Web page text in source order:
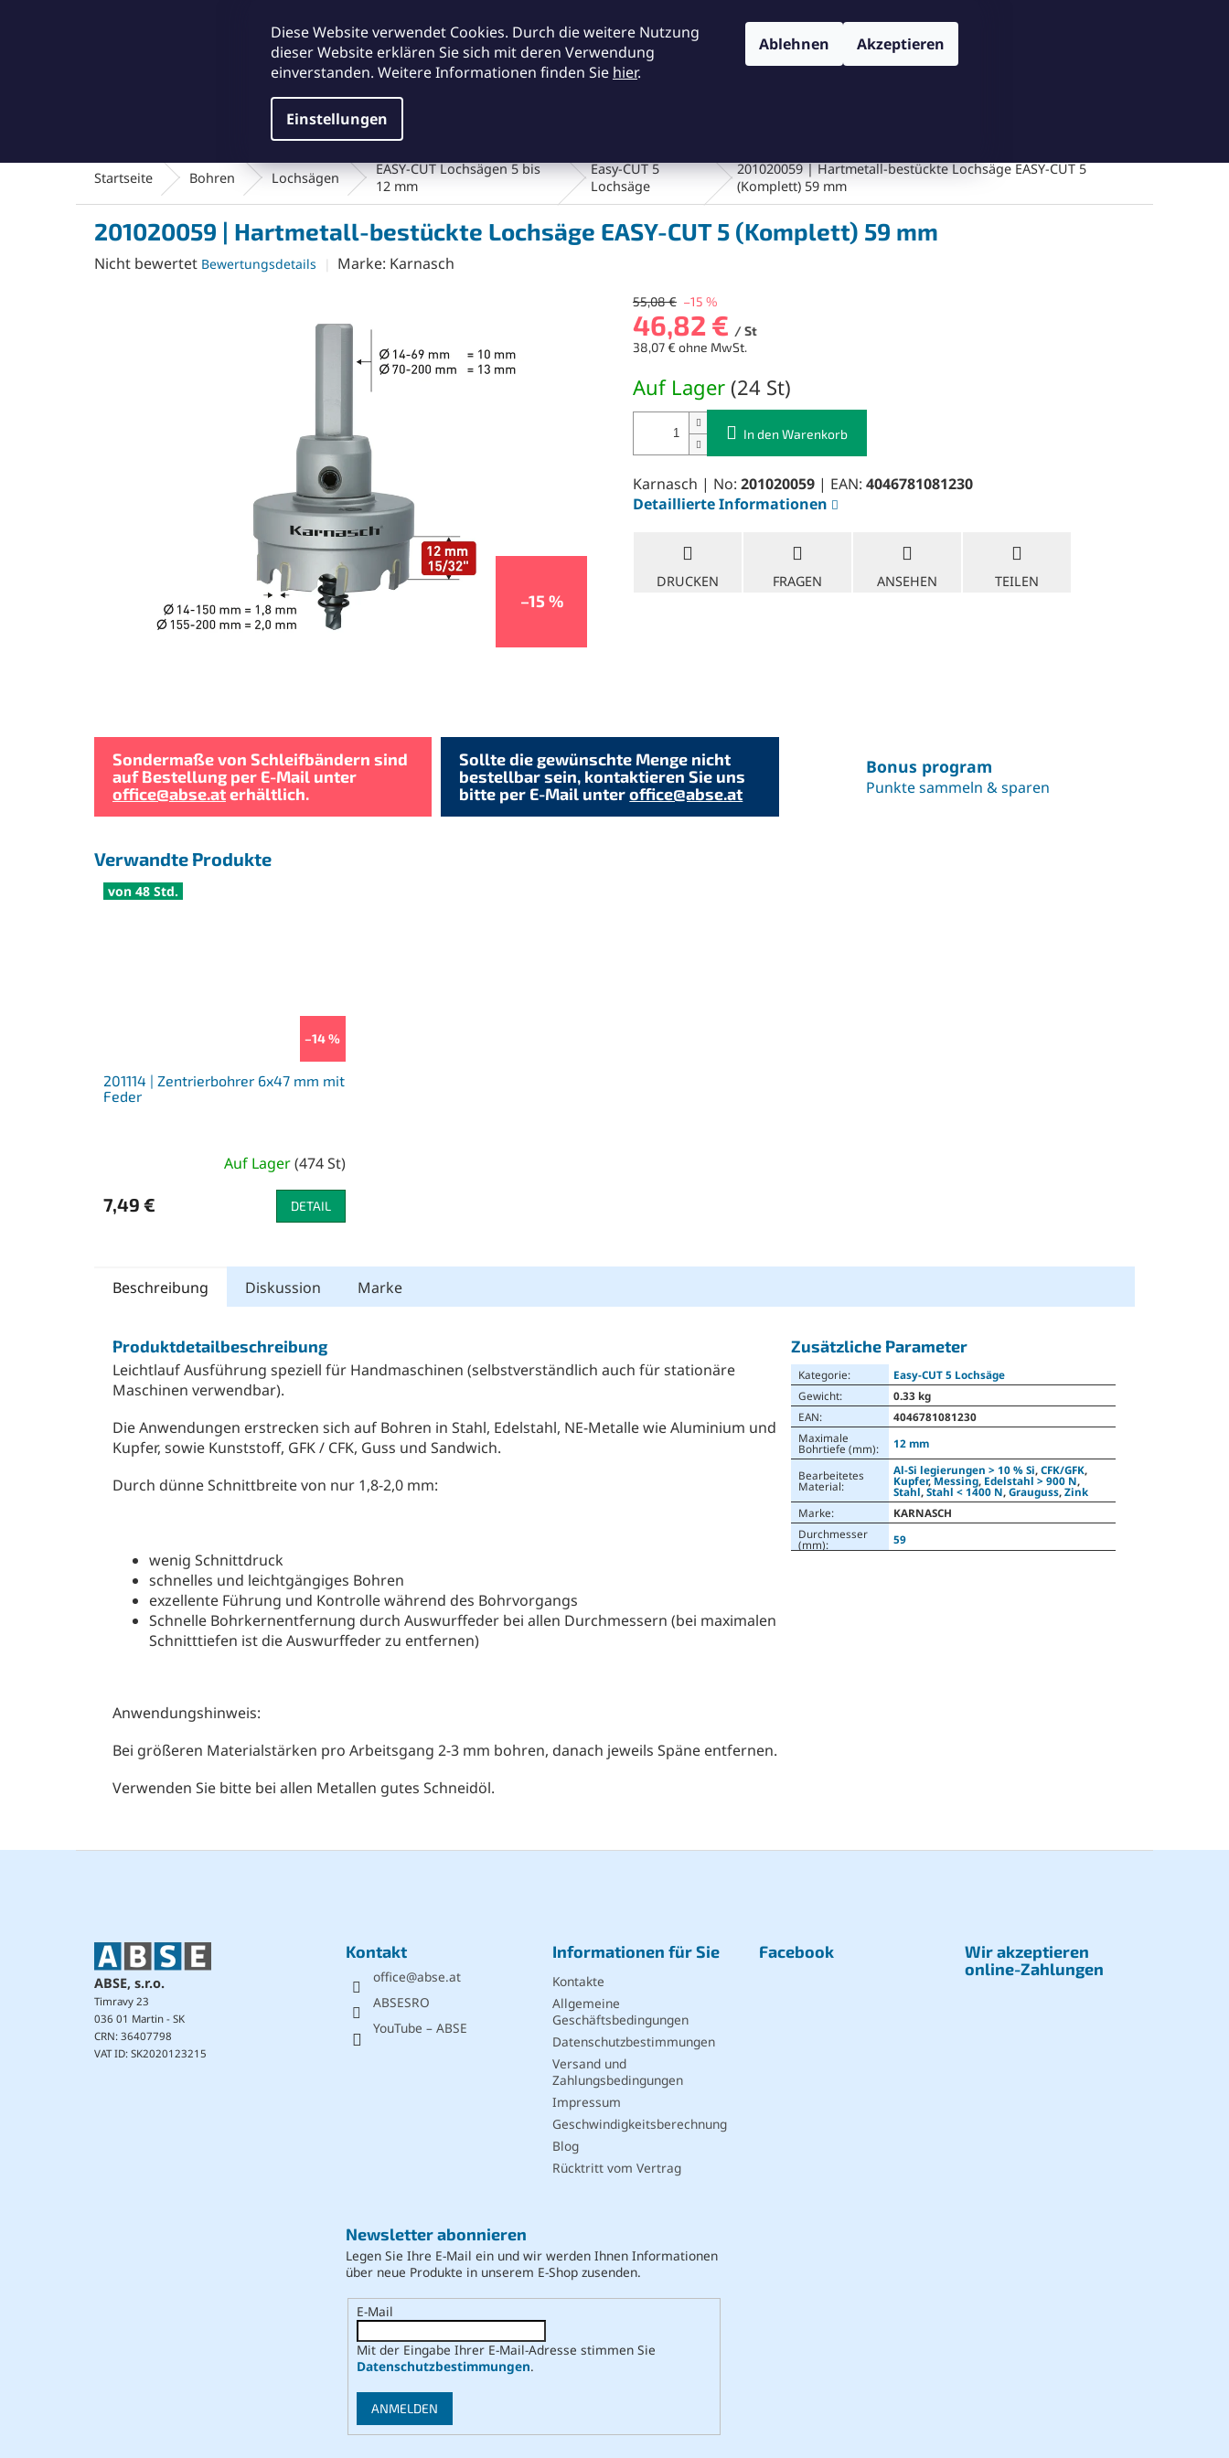
Diese Website verwendet Cookies. Durch die weitere Nutzung
dieser Website erklären Sie sich mit deren Verwendung
einverstanden. Weitere Informationen finden Sie hier.
Einstellungen
Ablehnen Akzeptieren
Reinigungsmaterialien und Bürsten
Startseite Bohren Lochsägen
EASY-CUT Lochsägen 5 bis
12 mm
Easy-CUT 5
Lochsäge
201020059 | Hartmetall-bestückte Lochsäge EASY-CUT 5
(Komplett) 59 mm
201020059 | Hartmetall-bestückte Lochsäge EASY-CUT 5 (Komplett) 59 mm
Die
Nicht bewertet Bewertungsdetails Marke: Karnasch
–15 %
55,08 € –15 %
46,82 € / St
38,07 € ohne MwSt.
Auf Lager (24 St)
In den Warenkorb
Karnasch | No: 201020059 | EAN: 4046781081230
Detaillierte Informationen
DRUCKEN FRAGEN ANSEHEN TEILEN
Sondermaße von Schleifbändern sind
auf Bestellung per E-Mail unter
office@abse.aterhältlich.
Sollte die gewünschte Menge nicht
bestellbar sein, kontaktieren Sie uns
bitte per E-Mail unteroffice@abse.at
Bonus program
Punkte sammeln & sparen
Verwandte Produkte
von 48 Std.
–14 %
201114 | Zentrierbohrer 6x47 mm mit
Feder
Auf Lager(474 St)
7,49 € DETAIL
Beschreibung Diskussion Marke
Produktdetailbeschreibung
Leichtlauf Ausführung speziell für Handmaschinen (selbstverständlich auch für stationäre
Maschinen verwendbar).
Die Anwendungen erstrecken sich auf Bohren in Stahl, Edelstahl, NE-Metalle wie Aluminium und
Kupfer, sowie Kunststoff, GFK / CFK, Guss und Sandwich.
Durch dünne Schnittbreite von nur 1,8-2,0 mm:
wenig Schnittdruck
schnelles und leichtgängiges Bohren
exzellente Führung und Kontrolle während des Bohrvorgangs
Schnelle Bohrkernentfernung durch Auswurffeder bei allen Durchmessern (bei maximalen
Schnitttiefen ist die Auswurffeder zu entfernen)
Anwendungshinweis:
Bei größeren Materialstärken pro Arbeitsgang 2-3 mm bohren, danach jeweils Späne entfernen.
Verwenden Sie bitte bei allen Metallen gutes Schneidöl.
Zusätzliche Parameter
Kategorie:
Easy-CUT 5 Lochsäge
Gewicht:
0.33 kg
EAN:
4046781081230
Maximale
Bohrtiefe (mm): 12 mm
Bearbeitetes
Material:
Al-Si legierungen > 10 % Si,CFK/GFK,
Kupfer,Messing, Edelstahl > 900 N,
Stahl,Stahl < 1400 N,Grauguss,Zink
Marke:
KARNASCH
Durchmesser
(mm): 59
ABSE, s.r.o.
Timravy 23
036 01 Martin - SK
CRN: 36407798
VAT ID: SK2020123215
Kontakt
office@abse.at
ABSESRO
YouTube – ABSE
Informationen für Sie
Kontakte
Allgemeine
Geschäftsbedingungen
Datenschutzbestimmungen
Versand und
Zahlungsbedingungen
Impressum
Geschwindigkeitsberechnung
Blog
Rücktritt vom Vertrag
Facebook
Wir akzeptieren
online-Zahlungen
Newsletter abonnieren
Legen Sie Ihre E-Mail ein und wir werden Ihnen Informationen
über neue Produkte in unserem E-Shop zusenden.
E-Mail
Mit der Eingabe Ihrer E-Mail-Adresse stimmen Sie
Datenschutzbestimmungen.
ANMELDEN